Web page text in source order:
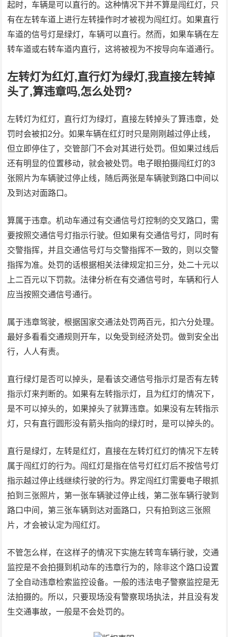
起时，车辆是可以直行的。这种情况下并不算是闯红灯，只
有在左转车道上进行左转操作时才被视为闯红灯。如果直行
车道的信号灯是绿灯，车辆可以直行。然而，如果车辆在左
转车道或右转车道内直行，这将被视为不按导向车道通行。
左转灯为红灯,直行灯为绿灯,我直接左转掉
头了,算违章吗,怎么处罚?
左转灯为红灯，直行灯为绿灯，直接左转掉头了算违章，处
罚时会被扣2分。如果车辆在红灯时只是刚刚越过停止线，
但立即停住了，交管部门不会对其进行处罚。但如果过线后
还有明显的位置移动，就会被处罚。电子眼拍摄闯红灯的3
张照片为车辆驶过停止线，随后两张是车辆驶到路口中间以
及到达对面路口。
算属于违章。机动车通过有交通信号灯控制的交叉路口，需
要按照交通信号灯指示行驶。但如果有交通信号灯，同时有
交警指挥，并且交通信号灯与交警指挥不一致的，则以交警
指挥为准。处罚的话根据相关法律规定扣三分，处二十元以
上二百元以下罚款。法律分析在有交通信号时，车辆和行人
应当按照交通信号通行。
属于违章驾驶，根据国家交通法处罚两百元，扣六分处理。
最好多看看交通规则开车，以免受到经济处罚。做到安全出
行，人人有责。
直行绿灯是否可以掉头，是看该交通信号指示灯是否有左转
指示灯来判断的。如果有左转指示灯，且为红灯的情况下，
是不可以掉头的，如果掉头了就算违章。如果没有左转指示
灯，只有直行圆形没有箭头指向的绿灯时，是可以掉头的。
直行是绿灯，左转是红灯，直接在左转灯红灯的情况下左转
属于闯红灯的行为。闯红灯是指在信号灯红灯后不按信号灯
指示越过停止线继续行驶的行为。界定闯红灯需要电子眼抓
拍到三张照片，第一张车辆驶过停止线，第二张车辆行驶到
路口中间，第三张车辆到达对面路口，只有拍到这三张照
片，才会被认定为闯红灯。
不管怎么样，在这样子的情况下实施左转弯车辆行驶，交通
监控是不会拍摄到机动车的违章行为的，除非这个路口设置
了全自动违章检索监控设备。一般的违法电子警察监控是无
法拍摄的。所以，只要现场没有警察现场执法，并且没有发
生交通事故，一般是不会处罚的。